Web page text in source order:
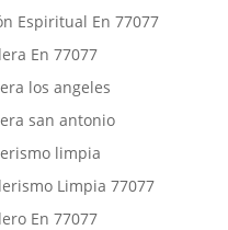
Espiritual En 77077
En 77077
los angeles
san antonio
limpia
Limpia 77077
En 77077